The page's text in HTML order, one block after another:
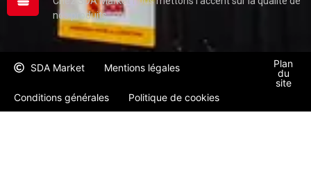
nos produits
SDA Market Mentions légales
Conditions générales Politique de cookies
Plan
du
site